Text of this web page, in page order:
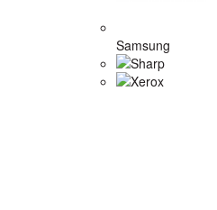
Samsung
Sharp
Xerox